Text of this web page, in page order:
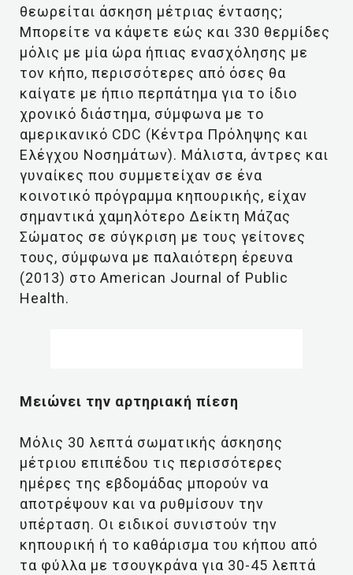
θεωρείται άσκηση μέτριας έντασης;
Μπορείτε να κάψετε εώς και 330 θερμίδες
μόλις με μία ώρα ήπιας ενασχόλησης με
τον κήπο, περισσότερες από όσες θα
καίγατε με ήπιο περπάτημα για το ίδιο
χρονικό διάστημα, σύμφωνα με το
αμερικανικό CDC (Κέντρα Πρόληψης και
Ελέγχου Νοσημάτων). Μάλιστα, άντρες και
γυναίκες που συμμετείχαν σε ένα
κοινοτικό πρόγραμμα κηπουρικής, είχαν
σημαντικά χαμηλότερο Δείκτη Μάζας
Σώματος σε σύγκριση με τους γείτονες
τους, σύμφωνα με παλαιότερη έρευνα
(2013) στο American Journal of Public
Health.
Μειώνει την αρτηριακή πίεση
Μόλις 30 λεπτά σωματικής άσκησης
μέτριου επιπέδου τις περισσότερες
ημέρες της εβδομάδας μπορούν να
αποτρέψουν και να ρυθμίσουν την
υπέρταση. Οι ειδικοί συνιστούν την
κηπουρική ή το καθάρισμα του κήπου από
τα φύλλα με τσουγκράνα για 30-45 λεπτά